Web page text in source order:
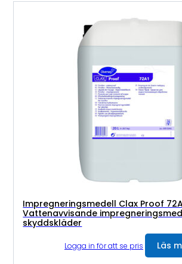
Impregneringsmedell Clax Proof
Vattenavvisande
skyddskläder
Logga in för att se pris Läs